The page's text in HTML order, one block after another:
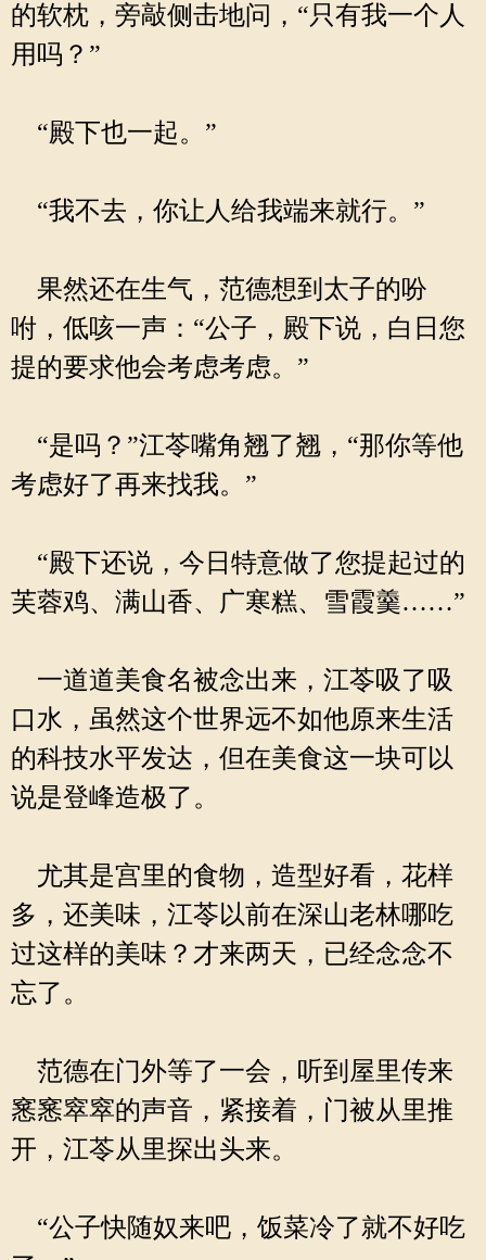
的软枕，旁敲侧击地问，“只有我一个人
用吗？”
“殿下也一起。”
“我不去，你让人给我端来就行。”
果然还在生气，范德想到太子的吩
咐，低咳一声：“公子，殿下说，白日您
提的要求他会考虑考虑。”
“是吗？”江苓嘴角翘了翘，“那你等他
考虑好了再来找我。”
“殿下还说，今日特意做了您提起过的
芙蓉鸡、满山香、广寒糕、雪霞羹……”
一道道美食名被念出来，江苓吸了吸
口水，虽然这个世界远不如他原来生活
的科技水平发达，但在美食这一块可以
说是登峰造极了。
尤其是宫里的食物，造型好看，花样
多，还美味，江苓以前在深山老林哪吃
过这样的美味？才来两天，已经念念不
忘了。
范德在门外等了一会，听到屋里传来
窸窸窣窣的声音，紧接着，门被从里推
开，江苓从里探出头来。
“公子快随奴来吧，饭菜冷了就不好吃